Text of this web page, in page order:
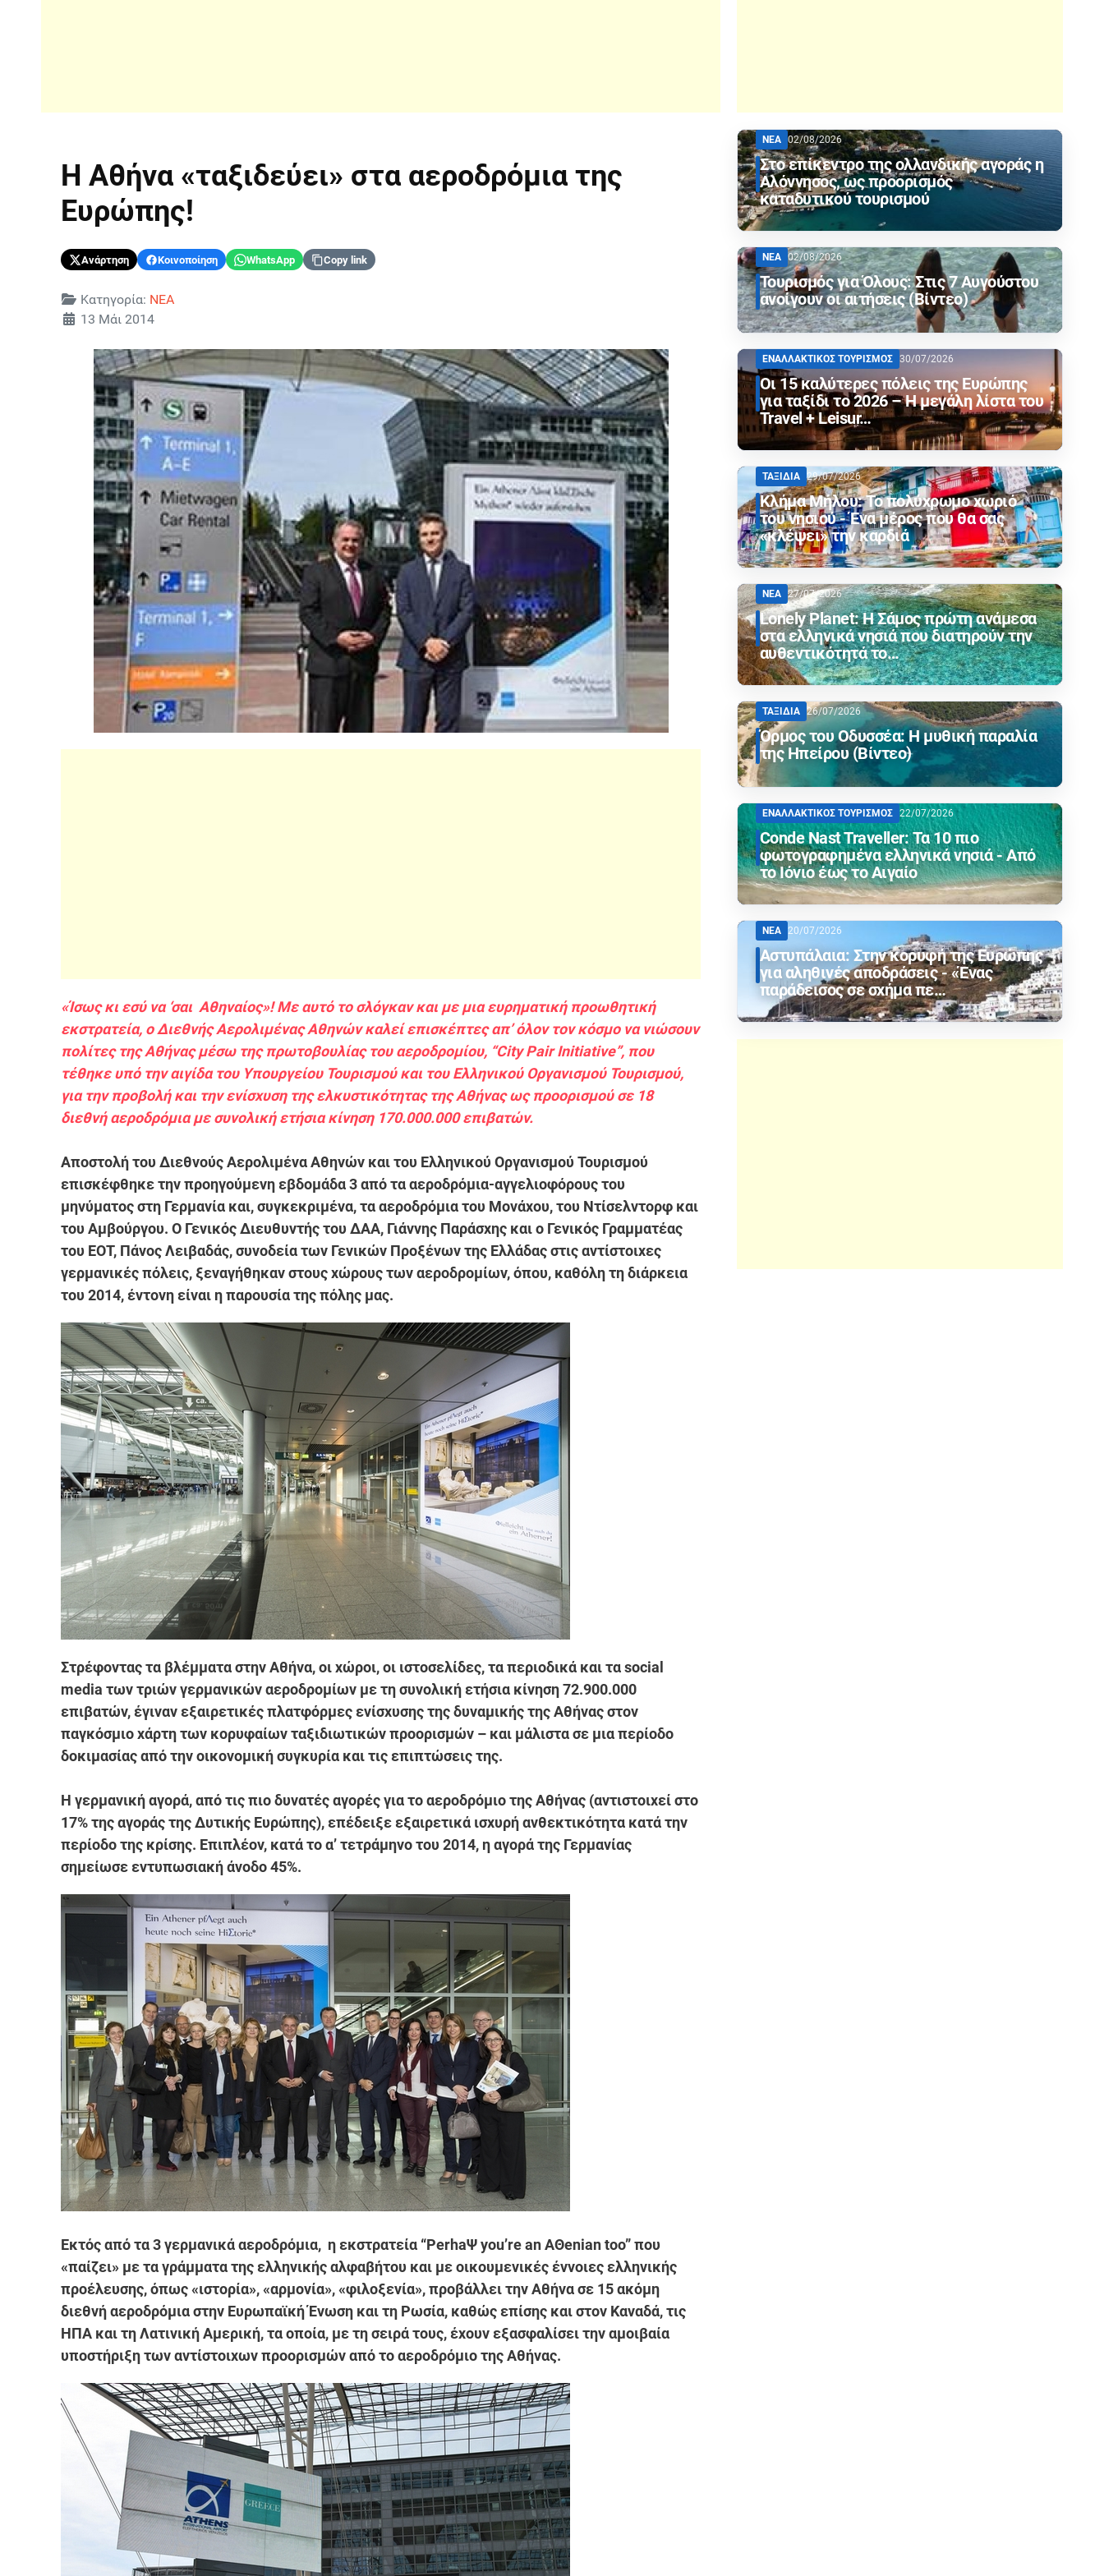
H Αθήνα «ταξιδεύει» στα αεροδρόμια της
Ευρώπης!
Ανάρτηση Κοινοποίηση WhatsApp Copy link
Λεπτομέρειες
Κατηγορία: ΝΕΑ
13 Μάι 2014
«Ίσως κι εσύ να ‘σαι Αθηναίος»! Με αυτό το σλόγκαν και με μια ευρηματική προωθητική
εκστρατεία, ο Διεθνής Αερολιμένας Αθηνών καλεί επισκέπτες απ’ όλον τον κόσμο να νιώσουν
πολίτες της Αθήνας μέσω της πρωτοβουλίας του αεροδρομίου, “City Pair Initiative”, που
τέθηκε υπό την αιγίδα του Υπουργείου Τουρισμού και του Ελληνικού Οργανισμού Τουρισμού,
για την προβολή και την ενίσχυση της ελκυστικότητας της Αθήνας ως προορισμού σε 18
διεθνή αεροδρόμια με συνολική ετήσια κίνηση 170.000.000 επιβατών.
Αποστολή του Διεθνούς Αερολιμένα Αθηνών και του Ελληνικού Οργανισμού Τουρισμού
επισκέφθηκε την προηγούμενη εβδομάδα 3 από τα αεροδρόμια-αγγελιοφόρους του
μηνύματος στη Γερμανία και, συγκεκριμένα, τα αεροδρόμια του Μονάχου, του Ντίσελντορφ και
του Αμβούργου. Ο Γενικός Διευθυντής του ΔΑΑ, Γιάννης Παράσχης και ο Γενικός Γραμματέας
του ΕΟΤ, Πάνος Λειβαδάς, συνοδεία των Γενικών Προξένων της Ελλάδας στις αντίστοιχες
γερμανικές πόλεις, ξεναγήθηκαν στους χώρους των αεροδρομίων, όπου, καθόλη τη διάρκεια
του 2014, έντονη είναι η παρουσία της πόλης μας.
Στρέφοντας τα βλέμματα στην Αθήνα, οι χώροι, οι ιστοσελίδες, τα περιοδικά και τα social
media των τριών γερμανικών αεροδρομίων με τη συνολική ετήσια κίνηση 72.900.000
επιβατών, έγιναν εξαιρετικές πλατφόρμες ενίσχυσης της δυναμικής της Αθήνας στον
παγκόσμιο χάρτη των κορυφαίων ταξιδιωτικών προορισμών – και μάλιστα σε μια περίοδο
δοκιμασίας από την οικονομική συγκυρία και τις επιπτώσεις της.
Η γερμανική αγορά, από τις πιο δυνατές αγορές για το αεροδρόμιο της Αθήνας (αντιστοιχεί στο
17% της αγοράς της Δυτικής Ευρώπης), επέδειξε εξαιρετικά ισχυρή ανθεκτικότητα κατά την
περίοδο της κρίσης. Επιπλέον, κατά το α’ τετράμηνο του 2014, η αγορά της Γερμανίας
σημείωσε εντυπωσιακή άνοδο 45%.
Εκτός από τα 3 γερμανικά αεροδρόμια, η εκστρατεία “PerhaΨ you’re an AΘenian too” που
«παίζει» με τα γράμματα της ελληνικής αλφαβήτου και με οικουμενικές έννοιες ελληνικής
προέλευσης, όπως «ιστορία», «αρμονία», «φιλοξενία», προβάλλει την Αθήνα σε 15 ακόμη
διεθνή αεροδρόμια στην Ευρωπαϊκή Ένωση και τη Ρωσία, καθώς επίσης και στον Καναδά, τις
ΗΠΑ και τη Λατινική Αμερική, τα οποία, με τη σειρά τους, έχουν εξασφαλίσει την αμοιβαία
υποστήριξη των αντίστοιχων προορισμών από το αεροδρόμιο της Αθήνας.
ΝΕΑ 02/08/2026
Στο επίκεντρο της ολλανδικής αγοράς η
Αλόννησος, ως προορισμός
καταδυτικού τουρισμού
ΝΕΑ 02/08/2026
Τουρισμός για Όλους: Στις 7 Αυγούστου
ανοίγουν οι αιτήσεις (Βίντεο)
ΕΝΑΛΛΑΚΤΙΚΟΣ ΤΟΥΡΙΣΜΟΣ 30/07/2026
Οι 15 καλύτερες πόλεις της Ευρώπης
για ταξίδι το 2026 – Η μεγάλη λίστα του
Travel + Leisur…
ΤΑΞΙΔΙΑ 29/07/2026
Κλήμα Μήλου: Το πολύχρωμο χωριό
του νησιού - Ένα μέρος που θα σας
«κλέψει» την καρδιά
ΝΕΑ 27/07/2026
Lonely Planet: Η Σάμος πρώτη ανάμεσα
στα ελληνικά νησιά που διατηρούν την
αυθεντικότητά το…
ΤΑΞΙΔΙΑ 26/07/2026
Όρμος του Οδυσσέα: Η μυθική παραλία
της Ηπείρου (Βίντεο)
ΕΝΑΛΛΑΚΤΙΚΟΣ ΤΟΥΡΙΣΜΟΣ 22/07/2026
Conde Nast Traveller: Τα 10 πιο
φωτογραφημένα ελληνικά νησιά - Από
το Ιόνιο έως το Αιγαίο
ΝΕΑ 20/07/2026
Αστυπάλαια: Στην κορυφή της Ευρώπης
για αληθινές αποδράσεις - «Ένας
παράδεισος σε σχήμα πε…